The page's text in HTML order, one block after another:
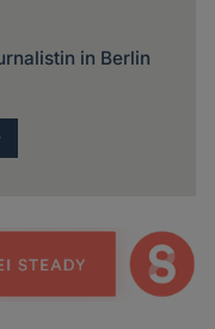
in Berlin